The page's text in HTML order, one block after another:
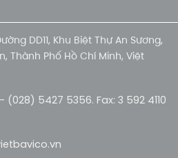
DD11, Khu Biệt Thự An Sương,
Thành Phố Hồ Chí Minh, Việt
5427 5356. Fax: 3 592 4110